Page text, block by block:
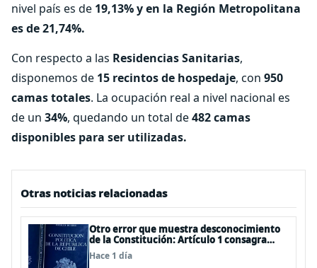
nivel país es de 19,13% y en la Región Metropolitana
es de 21,74%.
Con respecto a las Residencias Sanitarias,
disponemos de 15 recintos de hospedaje, con 950
camas totales. La ocupación real a nivel nacional es
de un 34%, quedando un total de482 camas
disponibles para ser utilizadas.
Otras noticias relacionadas
Otro error que muestra desconocimiento
de la Constitución: Artículo 1 consagra
resguardar la seguridad nacional y
proteger a los ciudadanos
Hace 1 día